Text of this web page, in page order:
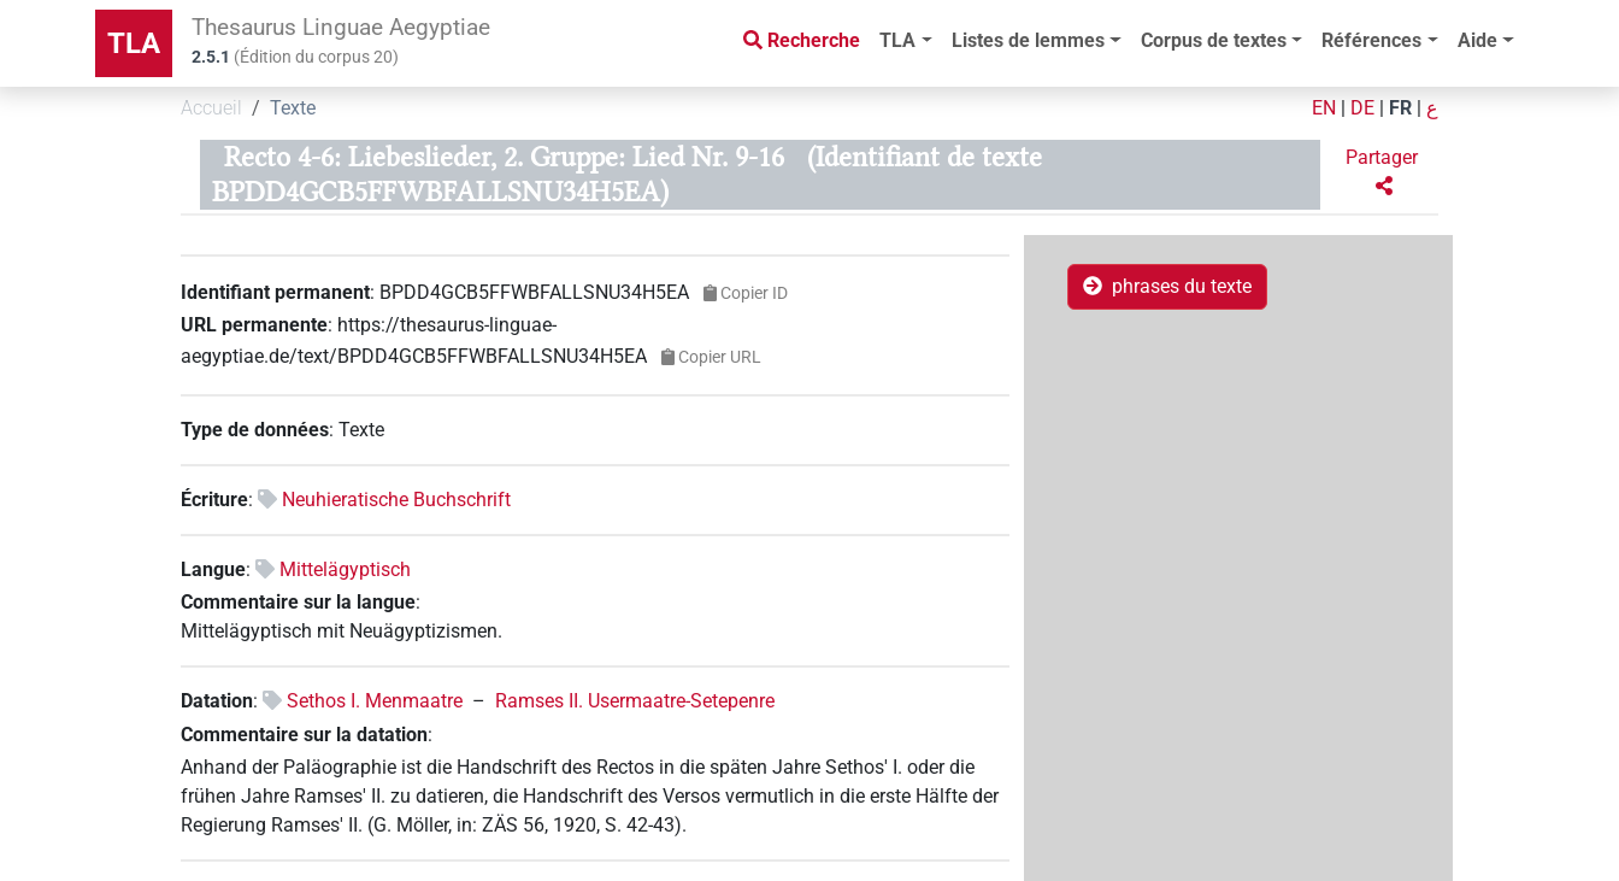
TLA Thesaurus Linguae Aegyptiae
2.5.1 (Édition du corpus20)
Recherche TLA Listes de lemmes Corpus de textes Références Aide
Accueil Texte EN DE FR ع
Recto 4-6: Liebeslieder, 2. Gruppe: Lied Nr. 9-16
(Identifiant de texte
BPDD4GCB5FFWBFALLSNU34H5EA)
Partager
phrases du texte
Identifiant permanent: BPDD4GCB5FFWBFALLSNU34H5EA Copier ID
URL permanente: https://thesaurus-linguae-
aegyptiae.de/text/BPDD4GCB5FFWBFALLSNU34H5EA
Copier URL
Type de données:Texte
Écriture: Neuhieratische Buchschrift
Langue:
Mittelägyptisch
Commentaire sur la langue:
Mittelägyptisch mit Neuägyptizismen.
Datation: Sethos I. Menmaatre – Ramses II. Usermaatre-Setepenre
Commentaire sur la datation:
Anhand der Paläographie ist die Handschrift des Rectos in die späten Jahre Sethos' I. oder die
frühen Jahre Ramses' II. zu datieren, die Handschrift des Versos vermutlich in die erste Hälfte der
Regierung Ramses' II. (G. Möller, in: ZÄS 56, 1920, S. 42-43).